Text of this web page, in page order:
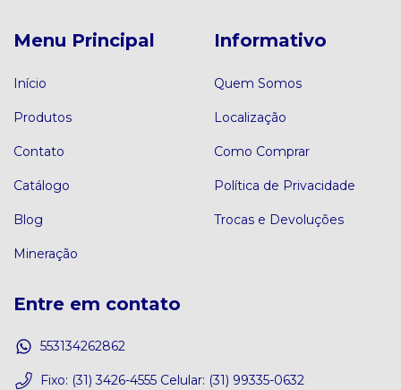
Menu Principal
Início
Produtos
Contato
Catálogo
Blog
Mineração
Informativo
Quem Somos
Localização
Como Comprar
Política de Privacidade
Trocas e Devoluções
Entre em contato
553134262862
Fixo: (31) 3426-4555 Celular: (31) 99335-0632